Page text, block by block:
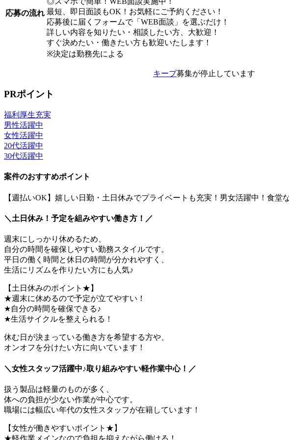
応募の流れ 最短、即日面談もOK！お気軽にご予約ください！
応募後に届くフォームで「WEB面談」を選ぶだけ！
詳しい内容を知りたい・相談したい方、大歓迎！
すぐ決めたい・働きたい方も歓迎いたします！
※決定は勤務先による
キープ募集が停止しています
PRポイント
福利厚生充実
男性活躍中
女性活躍中
20代活躍中
30代活躍中
案件のおすすめポイント
【週払いOK】嬉しい日勤・土日休みでプライベートも充実！男女活躍中！食堂
＼土日休み！予定を組みやすい働き方！／
週末にしっかり休めるため、
自分の時間を確保しやすい勤務スタイルです。
平日の働く時間と休日の時間が分かれやすく、
生活にリズムを作りたい方にも人気♪
【土日休みのポイント★】
★週末に休めるので予定が立てやすい！
★自分の時間を確保できる♪
★生活サイクルを整えられる！
休む日が決まっている働き方を希望する方や、
オンオフを分けたい方に向いています！
＼女性スタッフ活躍中♪取り組みやすい軽作業中心！／
扱う製品は軽量のものが多く、
体への負担が少ない作業が中心です。
職場には幅広い年代の女性スタッフが在籍しています！
【女性が働きやすいポイント★】
★軽作業メインなので負担を抑えながら働ける！